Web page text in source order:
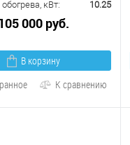
кВт:
10.25
000 руб.
В корзину
К сравнению